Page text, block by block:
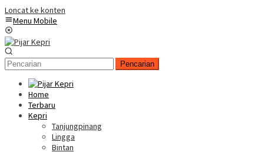
Loncat ke konten
Menu Mobile
Pencarian
Home
Terbaru
Kepri
Tanjungpinang
Lingga
Bintan